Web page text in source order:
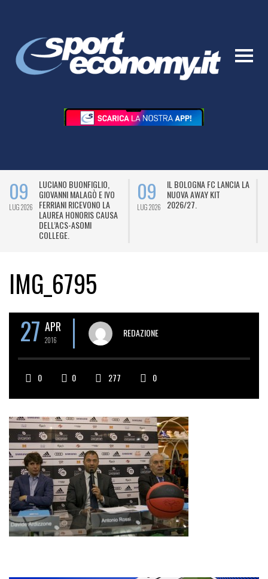
09
LUG 2026
LUCIANO BUONFIGLIO,
GIOVANNI MALAGÒ E IVO
FERRIANI RICEVONO LA
LAUREA HONORIS CAUSA
DELL’ACS-ASOMI
COLLEGE.
09
LUG 2026
IL BOLOGNA FC LANCIA LA
NUOVA AWAY KIT
2026/27.
IMG_6795
27 APR
2016
REDAZIONE
0 0 277 0